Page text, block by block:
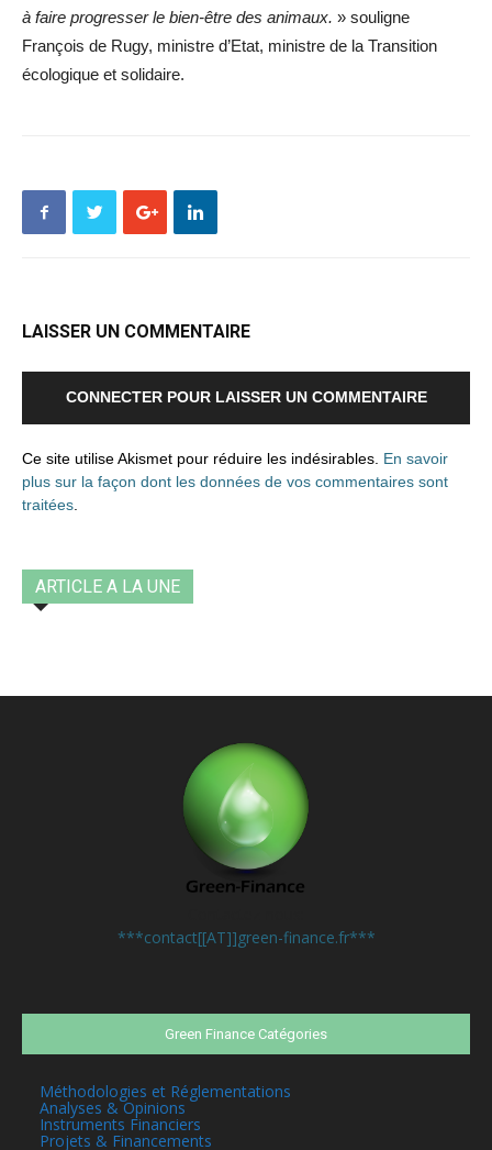
à faire progresser le bien-être des animaux. » souligne
François de Rugy, ministre d’Etat, ministre de la Transition
écologique et solidaire.
LAISSER UN COMMENTAIRE
CONNECTER POUR LAISSER UN COMMENTAIRE
Ce site utilise Akismet pour réduire les indésirables. En savoir
plus sur la façon dont les données de vos commentaires sont
traitées.
ARTICLE A LA UNE
***contact[[AT]]green-finance.fr***
Green Finance Catégories
Méthodologies et Réglementations
Analyses & Opinions
Instruments Financiers
Projets & Financements